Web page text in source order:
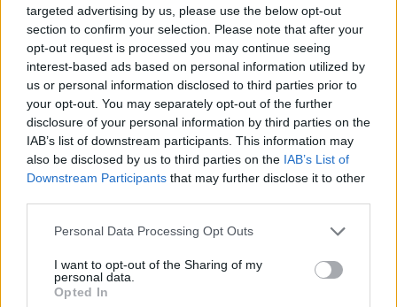
targeted advertising by us, please use the below opt-out
section to confirm your selection. Please note that after your
opt-out request is processed you may continue seeing
interest-based ads based on personal information utilized by
us or personal information disclosed to third parties prior to
your opt-out. You may separately opt-out of the further
disclosure of your personal information by third parties on the
IAB’s list of downstream participants. This information may
also be disclosed by us to third parties on the IAB’s List of
Downstream Participants that may further disclose it to other
Personal Data Processing Opt Outs
I want to opt-out of the Sharing of my
personal data.
Opted In
Little murders | ελληνικός τίτλος: Μικροί
Δολοφόνοι (1971) του Άλαν Άρκιν
Ώρα προβολής: 23:00
Διάρκεια 108΄
Τρίτη 6 Σεπτεμβρίου